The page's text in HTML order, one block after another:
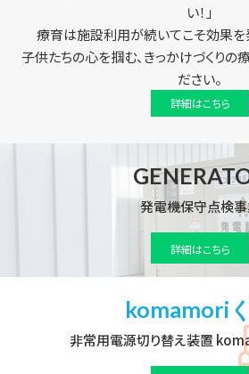
い！」
療育は施設利用が続いてこそ効果を
子供たちの心を掴む、きっかけづくりの
ださい。
詳細はこちら
発電機保守点検
詳細はこちら
komamori
非常用電源切り替え装置